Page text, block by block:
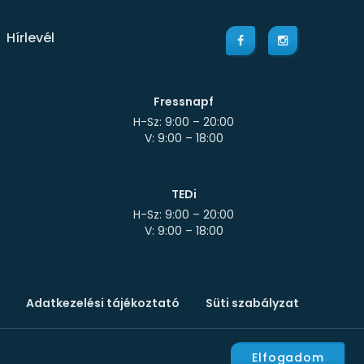
Elfogadom
Hírlevél
Fressnapf
H-Sz: 9:00 – 20:00
TEDi
H-Sz: 9:00 – 20:00
Adatkezelési tájékoztató Süti szabályzat